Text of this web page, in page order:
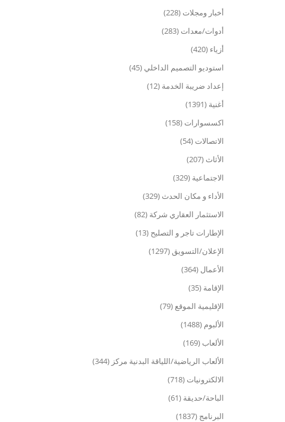
أخبار ومجلات (228)
أدوات/معدات (283)
أزياء (420)
استوديو التصميم الداخلي (45)
إعداد ضريبة الخدمة (12)
أغنية (1391)
اكسسوارات (158)
الاتصالات (54)
الأثاث (207)
الاجتماعية (329)
الأداء و مكان الحدث (329)
الاستثمار العقاري شركة (82)
الإطارات تاجر و التصليح (13)
الإعلان/التسويق (1297)
الأعمال (364)
الإقامة (35)
الإقليمية الموقع (79)
الألبوم (1488)
الألعاب (169)
الألعاب الرياضية/اللياقة البدنية مركز (344)
الالكترونيات (718)
الباحة/حديقة (61)
البرنامج (1837)